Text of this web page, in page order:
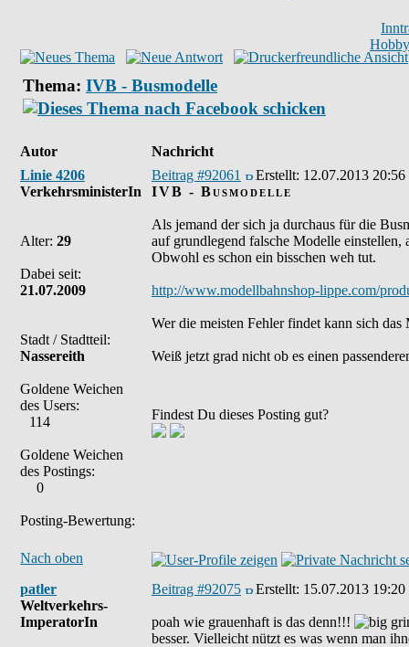
Thema: IVB - Busmodelle
Autor
Nachricht
Linie 4206
VerkehrsministerIn
Alter: 29
Dabei seit:
21.07.2009
Stadt / Stadtteil:
Nassereith
Goldene Weichen
des Users:
114
Goldene Weichen
des Postings:
0
Posting-Bewertung:
Beitrag #92061 Erstellt: 12.07.2013 20:56
IVB - Busmodelle
Als jemand der sich ja durchaus für die
auf grundlegend falsche Modelle einstellen,
Obwohl es schon ein bisschen weh tut.
http://www.modellbahnshop-lippe.com/
Wer die meisten Fehler findet kann sich
Weiß jetzt grad nicht ob es einen
Findest Du dieses Posting gut?
Nach oben
patler
Weltverkehrs-
ImperatorIn
Beitrag #92075 Erstellt: 15.07.2013 19:20
poah wie grauenhaft is das denn!!!
besser. Vielleicht nützt es was wenn man